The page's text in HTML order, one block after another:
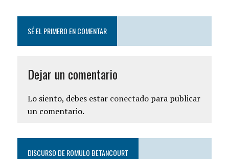
SÉ EL PRIMERO EN COMENTAR
Dejar un comentario
Lo siento, debes estar conectadopara publicar
un comentario.
DISCURSO DE ROMULO BETANCOURT